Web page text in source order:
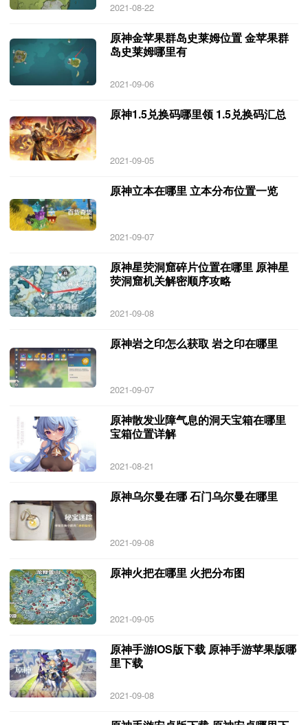
2021-08-22
原神金苹果群岛史莱姆位置 金苹果群
岛史莱姆哪里有
2021-09-06
原神1.5兑换码哪里领 1.5兑换码汇总
2021-09-05
原神立本在哪里 立本分布位置一览
2021-09-07
原神星荧洞窟碎片位置在哪里 原神星
荧洞窟机关解密顺序攻略
2021-09-08
原神岩之印怎么获取 岩之印在哪里
2021-09-07
原神散发业障气息的洞天宝箱在哪里
宝箱位置详解
2021-08-21
原神乌尔曼在哪 石门乌尔曼在哪里
2021-09-08
原神火把在哪里 火把分布图
2021-09-05
原神手游IOS版下载 原神手游苹果版哪
里下载
2021-09-08